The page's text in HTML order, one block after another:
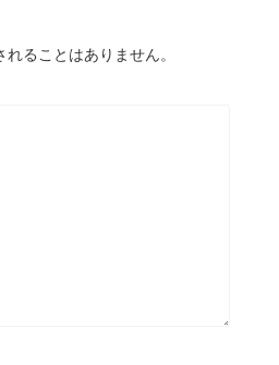
ることはありません。